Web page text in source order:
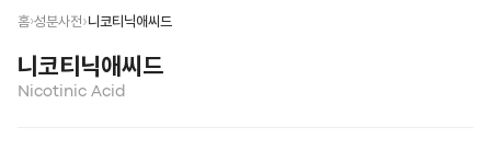
홈 성분사전 니코티닉애씨드
니코티닉애씨드
Nicotinic Acid